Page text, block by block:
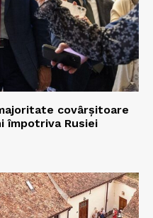
covârșitoare
împotriva Rusiei